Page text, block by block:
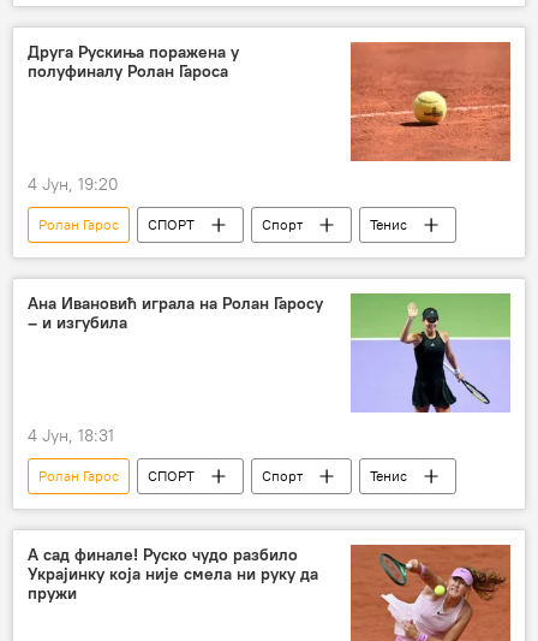
Друга Рускиња поражена у
полуфиналу Ролан Гароса
4 Јун, 19:20
Ролан Гарос СПОРТ Спорт Тенис
Ана Ивановић играла на Ролан Гаросу
– и изгубила
4 Јун, 18:31
Ролан Гарос СПОРТ Спорт Тенис
А сад финале! Руско чудо разбило
Украјинку која није смела ни руку да
пружи